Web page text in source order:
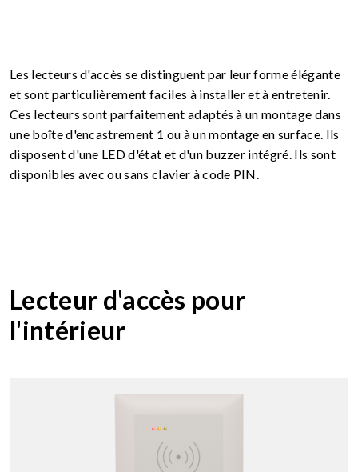
Les lecteurs d'accès se distinguent par leur forme élégante
et sont particulièrement faciles à installer et à entretenir.
Ces lecteurs sont parfaitement adaptés à un montage dans
une boîte d'encastrement 1 ou à un montage en surface. Ils
disposent d'une LED d'état et d'un buzzer intégré. Ils sont
disponibles avec ou sans clavier à code PIN.
Lecteur d'accès pour
l'intérieur